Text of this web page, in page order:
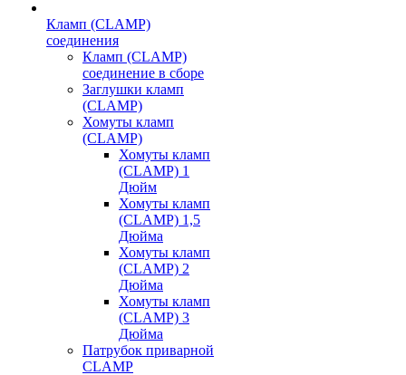
Кламп (CLAMP)
соединения
Кламп (CLAMP)
соединение в сборе
Заглушки кламп
(CLAMP)
Хомуты кламп
(CLAMP)
Хомуты кламп
(CLAMP) 1
Дюйм
Хомуты кламп
(CLAMP) 1,5
Дюйма
Хомуты кламп
(CLAMP) 2
Дюйма
Хомуты кламп
(CLAMP) 3
Дюйма
Патрубок приварной
CLAMP